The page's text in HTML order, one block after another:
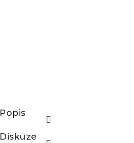
Popis
Diskuze